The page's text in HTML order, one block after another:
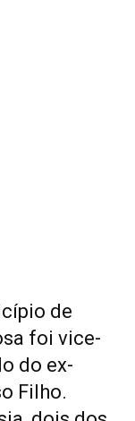
de
foi vice-
do ex-
Filho.